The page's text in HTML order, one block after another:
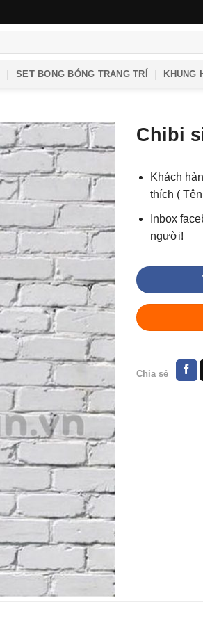
SET BONG BÓNG TRANG TRÍ KHUNG
Chibi
Khách
thích (
Inbox
người!
Chia sẻ